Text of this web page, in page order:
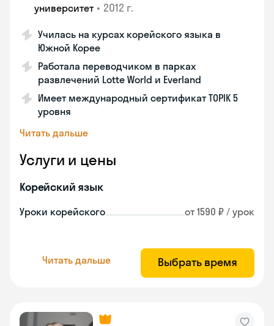
университет • 2012 г.
Училась на курсах корейского языка в
Южной Корее
Работала переводчиком в парках
развлечений Lotte World и Everland
Имеет международный сертификат TOPIK 5
уровня
Читать дальше
Услуги и цены
Корейский язык
Уроки корейского от 1590 ₽ / урок
Читать дальше Выбрать время